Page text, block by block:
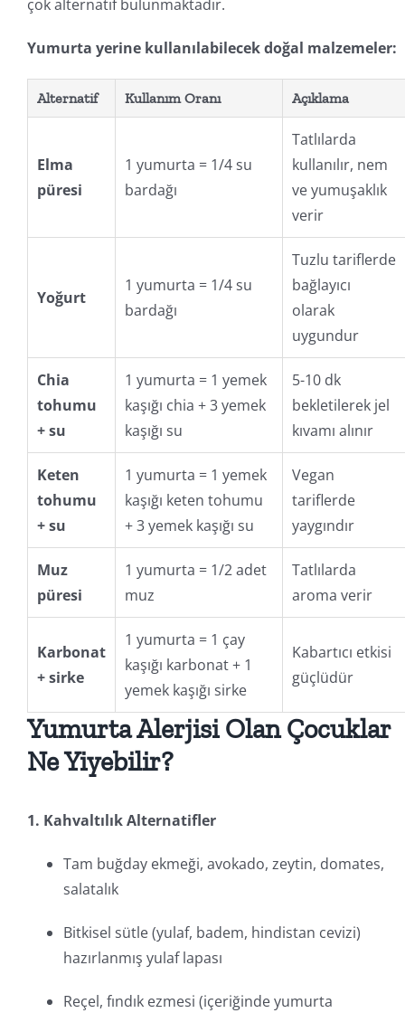
çok alternatif bulunmaktadır.
Yumurta yerine kullanılabilecek doğal malzemeler:
Alternatif Kullanım Oranı Açıklama
Elma
püresi
1 yumurta = 1/4 su
bardağı
Tatlılarda
kullanılır, nem
ve yumuşaklık
verir
Yoğurt
1 yumurta = 1/4 su
bardağı
Tuzlu tariflerde
bağlayıcı
olarak
uygundur
Chia
tohumu
+ su
1 yumurta = 1 yemek
kaşığı chia + 3 yemek
kaşığı su
5-10 dk
bekletilerek jel
kıvamı alınır
Keten
tohumu
+ su
1 yumurta = 1 yemek
kaşığı keten tohumu
+ 3 yemek kaşığı su
Vegan
tariflerde
yaygındır
Muz
püresi
1 yumurta = 1/2 adet
muz
Tatlılarda
aroma verir
Karbonat
+ sirke
1 yumurta = 1 çay
kaşığı karbonat + 1
yemek kaşığı sirke
Kabartıcı etkisi
güçlüdür
Yumurta Alerjisi Olan Çocuklar
Ne Yiyebilir?
1. Kahvaltılık Alternatifler
Tam buğday ekmeği, avokado, zeytin, domates,
salatalık
Bitkisel sütle (yulaf, badem, hindistan cevizi)
hazırlanmış yulaf lapası
Reçel, fındık ezmesi (içeriğinde yumurta